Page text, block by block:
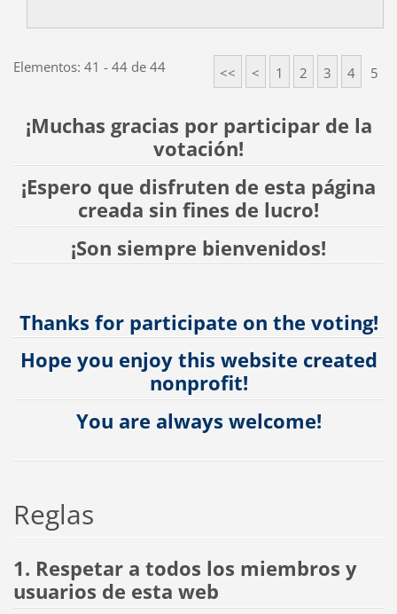
Elementos: 41 - 44 de 44 << < 1 2 3 4 5
¡Muchas gracias por participar de la
votación!
¡Espero que disfruten de esta página
creada sin fines de lucro!
¡Son siempre bienvenidos!
Thanks for participate on the voting!
Hope you enjoy this website created
nonprofit!
You are always welcome!
Reglas
1. Respetar a todos los miembros y
usuarios de esta web